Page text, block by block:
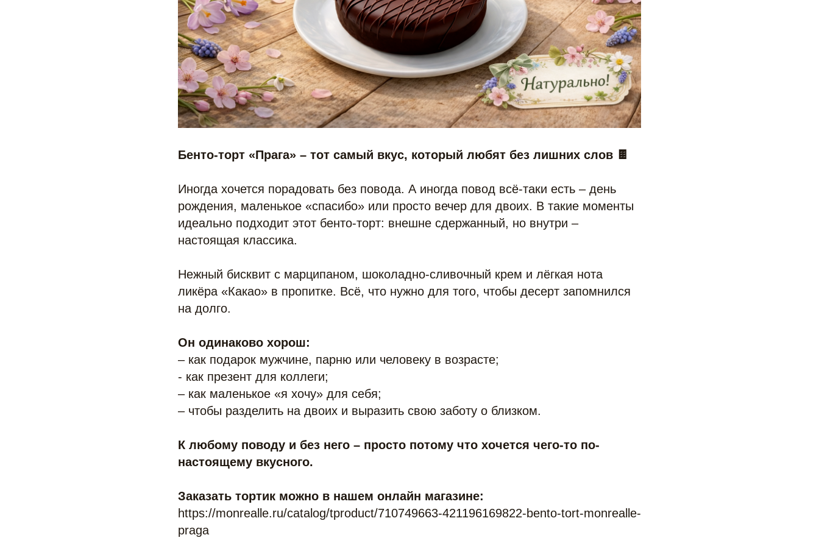
Бенто-торт «Прага» – тот самый вкус, который любят без лишних слов 🍫
Иногда хочется порадовать без повода. А иногда повод всё-таки есть – день
рождения, маленькое «спасибо» или просто вечер для двоих. В такие моменты
идеально подходит этот бенто-торт: внешне сдержанный, но внутри –
настоящая классика.
Нежный бисквит с марципаном, шоколадно-сливочный крем и лёгкая нота
ликёра «Какао» в пропитке. Всё, что нужно для того, чтобы десерт запомнился
на долго.
Он одинаково хорош:
– как подарок мужчине, парню или человеку в возрасте;
- как презент для коллеги;
– как маленькое «я хочу» для себя;
– чтобы разделить на двоих и выразить свою заботу о близком.
К любому поводу и без него – просто потому что хочется чего-то по-
настоящему вкусного.
Заказать тортик можно в нашем онлайн магазине:
https://monrealle.ru/catalog/tproduct/710749663-421196169822-bento-tort-monrealle-
praga